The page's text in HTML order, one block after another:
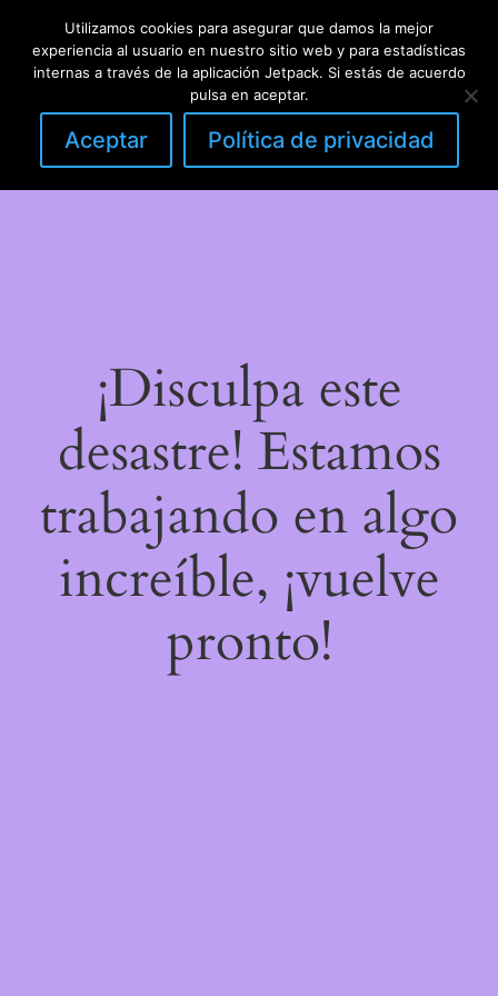
DIY con lana LinkedIn
Instagram
Facebook
Acceder
¡Disculpa este
desastre! Estamos
trabajando en algo
increíble, ¡vuelve
pronto!
Utilizamos cookies para asegurar que damos la mejor
experiencia al usuario en nuestro sitio web y para estadísticas
internas a través de la aplicación Jetpack. Si estás de acuerdo
pulsa en aceptar.
Aceptar Política de privacidad